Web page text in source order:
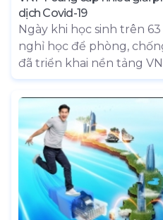
dịch Covid-19
Ngày khi học sinh trên
nghỉ học để phòng,
đã triển khai nền tảng
số trường tiểu học và
đó, các giải pháp VNPT
nhanh chóng trở thành
người dùng trong bối
giao dịch online, hạn